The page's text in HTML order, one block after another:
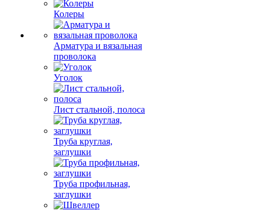
Колеры
Арматура и вязальная
проволока
Уголок
Лист стальной, полоса
Труба круглая,
заглушки
Труба профильная,
заглушки